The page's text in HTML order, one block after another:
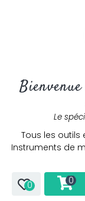
Le
Tous les outils
Instruments de
0 0